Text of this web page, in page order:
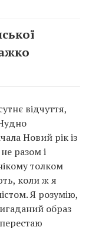
відчуття,
Новий рік із
разом і
толком
коли ж я
Я розумію,
образ